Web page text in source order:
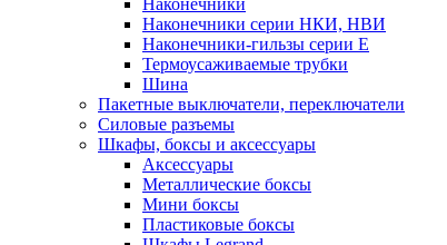
Наконечники
Наконечники серии НКИ, НВИ
Наконечники-гильзы серии Е
Термоусаживаемые трубки
Шина
Пакетные выключатели, переключатели
Силовые разъемы
Шкафы, боксы и аксессуары
Аксессуары
Металлические боксы
Мини боксы
Пластиковые боксы